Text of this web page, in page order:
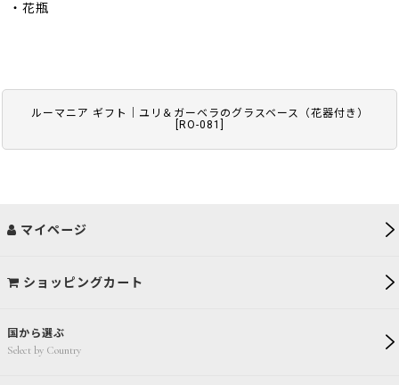
ルーマニア ギフト｜ユリ＆ガーベラのグラスベース（花器付き）
RO-081
・花瓶
国から選ぶ
Select by Country
マイページ
ショッピングカート